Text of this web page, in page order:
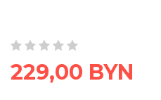
229,00 BYN